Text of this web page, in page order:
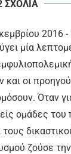
ΣΧΟΛΙΑ
2016 -
μία
και οι
Όταν
ομάδες του
ζούσε